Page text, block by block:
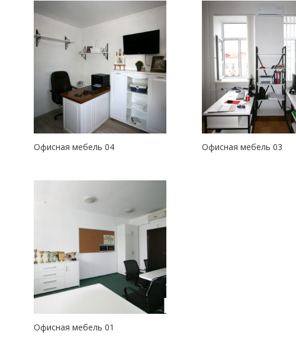
Офисная мебель 04 Офисная мебель 03
Офисная мебель 01